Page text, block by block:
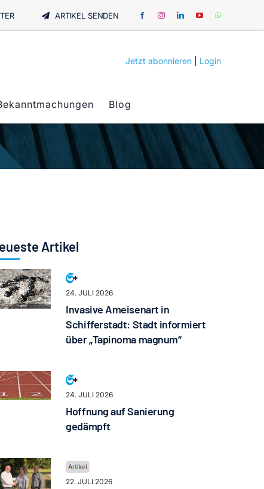
ARTIKEL SENDEN
Jetzt abonnieren Login
Blog
Artikel
24. JULI 2026
Invasive Ameisenart in
Schifferstadt: Stadt informiert
über „Tapinoma magnum“
24. JULI 2026
Hoffnung auf Sanierung
gedämpft
22. JULI 2026